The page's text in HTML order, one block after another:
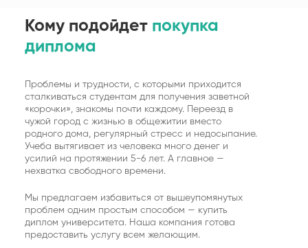
Кому подойдет покупка
диплома
Проблемы и трудности, с которыми приходится
сталкиваться студентам для получения заветной
«корочки», знакомы почти каждому. Переезд в
чужой город с жизнью в общежитии вместо
родного дома, регулярный стресс и недосыпание.
Учеба вытягивает из человека много денег и
усилий на протяжении 5-6 лет. А главное —
нехватка свободного времени.
Мы предлагаем избавиться от вышеупомянутых
проблем одним простым способом — купить
диплом университета. Наша компания готова
предоставить услугу всем желающим.